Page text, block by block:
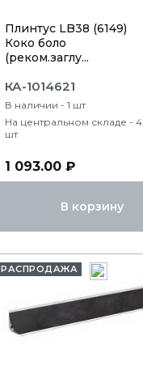
Плинтус LB38 (6149)
Коко боло
(реком.заглу...
КА-1014621
В наличии - 1 шт
На центральном складе - 4
шт
1 093.00 ₽
В корзину
РАСПРОДАЖА